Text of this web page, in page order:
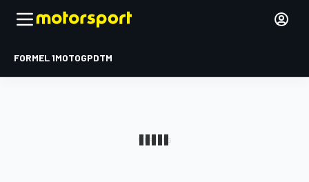
FORMEL 1MOTOGPDTM